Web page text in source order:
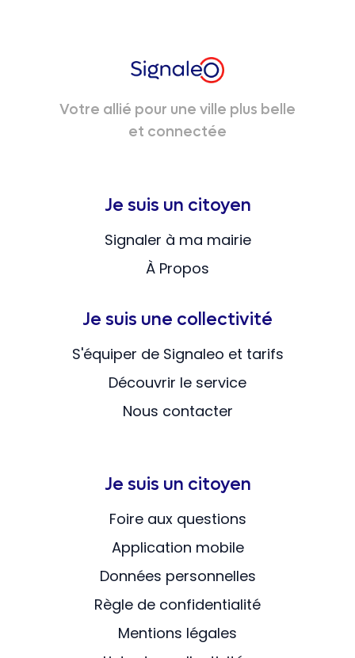
Votre allié pour une ville plus belle
et connectée
Je suis un citoyen
Signaler à ma mairie
À Propos
Je suis une collectivité
S'équiper de Signaleo et tarifs
Découvrir le service
Nous contacter
Je suis un citoyen
Foire aux questions
Application mobile
Données personnelles
Règle de confidentialité
Mentions légales